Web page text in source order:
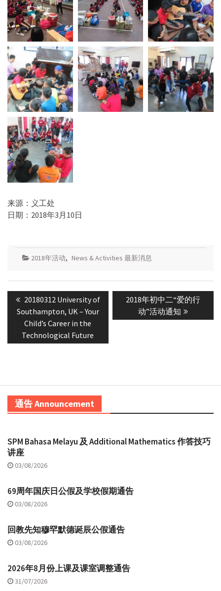
来源：义工处
日期：2018年3月10日
2018年活动, News & Activities 最新消息
navigation
Previous
post:
20180312 University of
Southampton, UK – Your
Child’s Career in the
Technological Future
Next
post:
2018年初中二“爱的行
动”活动通知
通告 Announcement
SPM Bahasa Melayu 及 Additional Mathematics 作答技巧
讲座
03/08/2026
69周年国庆日公假及学校假期通告
03/08/2026
回教先知穆罕默德诞辰公假通告
03/08/2026
2026年8月份上课及课室调整通告
31/07/2026